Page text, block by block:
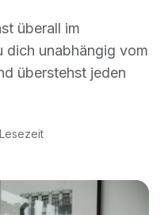
überall im
dich unabhängig vom
überstehst jeden